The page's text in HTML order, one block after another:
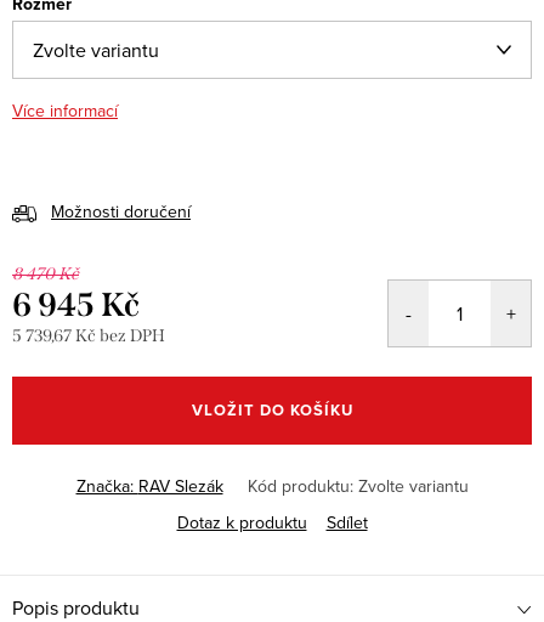
Více informací
Možnosti doručení
8 470 Kč
6 945 Kč
5 739,67 Kč bez DPH
cena:
VLOŽIT DO KOŠÍKU
Značka: RAV Slezák Kód produktu: Zvolte variantu
Dotaz k produktu
Sdílet
Popis produktu